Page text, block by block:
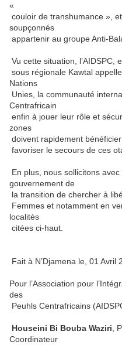
«
couloir de transhumance »,
soupçonnés
appartenir au groupe Anti-
Vu cette situation, l’AIDSPC,
sous régionale Kawtal
Nations
Unies, la communauté
Centrafricain
enfin à jouer leur rôle et
zones
doivent rapidement
favoriser le secours de ces
En plus, nous sollicitons
gouvernement de
la transition de chercher à
Femmes et notamment en
localités
citées ci-haut.
Fait à N’Djamena le, 01 Avril
Pour l’Association pour
des
Peuhls Centrafricains
Houseini Bi Bouba Waziri ,
Coordinateur